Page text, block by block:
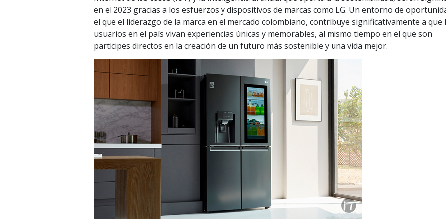
en el 2023 gracias a los esfuerzos y dispositivos de marcas como LG. Un entorno de
el que el liderazgo de la marca en el mercado colombiano, contribuye significativamente a que
usuarios en el país vivan experiencias únicas y memorables, al mismo tiempo en el que son
partícipes directos en la creación de un futuro más sostenible y una vida mejor.